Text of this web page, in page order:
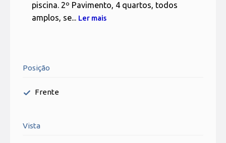
piscina. 2º Pavimento, 4 quartos, todos
amplos, se... Ler mais
Posição
Frente
Vista